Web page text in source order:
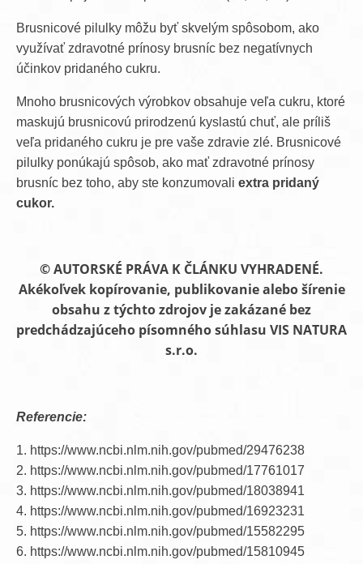
Brusnicové pilulky môžu byť skvelým spôsobom, ako
využívať zdravotné prínosy brusníc bez negatívnych
účinkov pridaného cukru.
Mnoho brusnicových výrobkov obsahuje veľa cukru, ktoré
maskujú brusnicovú prirodzenú kyslastú chuť, ale príliš
veľa pridaného cukru je pre vaše zdravie zlé. Brusnicové
pilulky ponúkajú spôsob, ako mať zdravotné prínosy
brusníc bez toho, aby ste konzumovali extra pridaný
cukor.
© AUTORSKÉ PRÁVA K ČLÁNKU VYHRADENÉ.
Akékoľvek kopírovanie, publikovanie alebo šírenie
obsahu z týchto zdrojov je zakázané bez
predchádzajúceho písomného súhlasu VIS NATURA
s.r.o.
Referencie:
1. https://www.ncbi.nlm.nih.gov/pubmed/29476238
2. https://www.ncbi.nlm.nih.gov/pubmed/17761017
3. https://www.ncbi.nlm.nih.gov/pubmed/18038941
4. https://www.ncbi.nlm.nih.gov/pubmed/16923231
5. https://www.ncbi.nlm.nih.gov/pubmed/15582295
6. https://www.ncbi.nlm.nih.gov/pubmed/15810945